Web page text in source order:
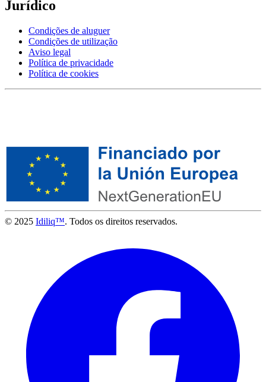
Jurídico
Condições de aluguer
Condições de utilização
Aviso legal
Política de privacidade
Política de cookies
© 2025 Idiliq™. Todos os direitos reservados.